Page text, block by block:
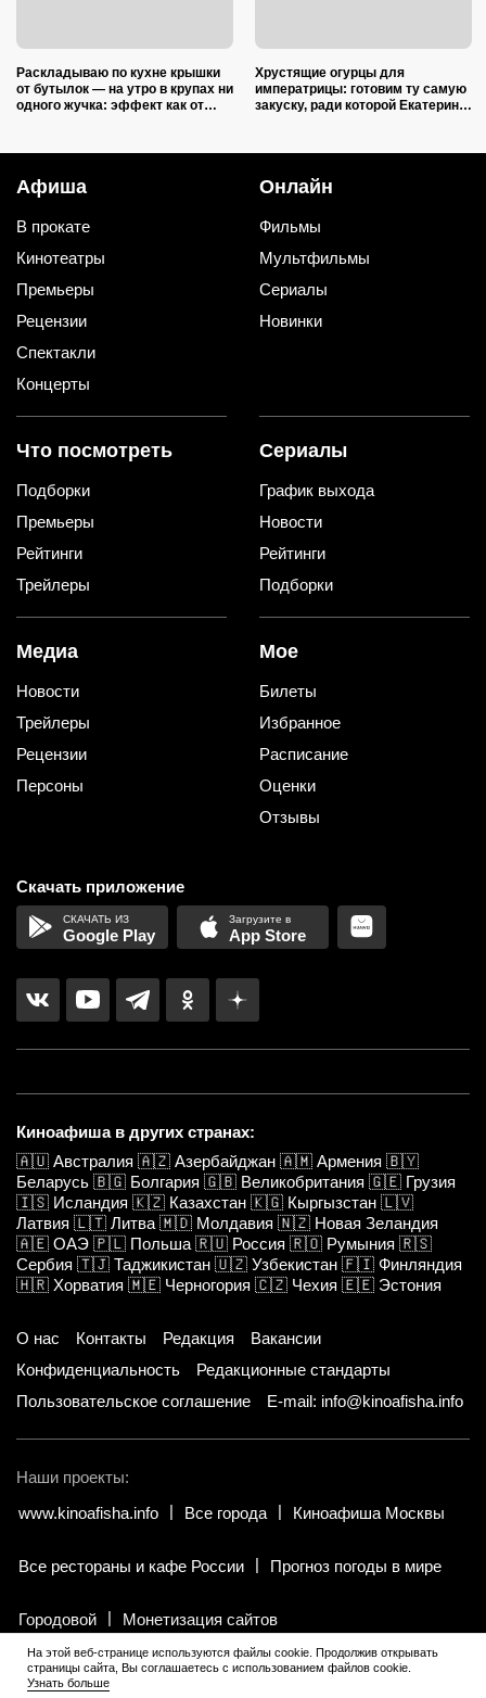
Раскладываю по кухне крышки
от бутылок — на утро в крупах ни
одного жучка: эффект как от
Хрустящие огурцы для
императрицы: готовим ту самую
закуску, ради которой Екатерина
Афиша
В прокате
Кинотеатры
Премьеры
Рецензии
Спектакли
Концерты
Онлайн
Фильмы
Мультфильмы
Сериалы
Новинки
Что посмотреть
Подборки
Премьеры
Рейтинги
Трейлеры
Сериалы
График выхода
Новости
Рейтинги
Подборки
Медиа
Новости
Трейлеры
Рецензии
Персоны
Мое
Билеты
Избранное
Расписание
Оценки
Отзывы
Скачать приложение
Google Play App Store
Киноафиша в других странах:
🇦🇺 Австралия 🇦🇿 Азербайджан 🇦🇲 Армения 🇧🇾
Беларусь 🇧🇬 Болгария 🇬🇧 Великобритания 🇬🇪 Грузия
🇮🇸 Исландия 🇰🇿 Казахстан 🇰🇬 Кыргызстан 🇱🇻
Латвия 🇱🇹 Литва 🇲🇩 Молдавия 🇳🇿 Новая Зеландия
🇦🇪 ОАЭ 🇵🇱 Польша 🇷🇺 Россия 🇷🇴 Румыния 🇷🇸
Сербия 🇹🇯 Таджикистан 🇺🇿 Узбекистан 🇫🇮 Финляндия
🇭🇷 Хорватия 🇲🇪 Черногория 🇨🇿 Чехия 🇪🇪 Эстония
О нас Контакты Редакция
Вакансии
Конфиденциальность
Редакционные стандарты
Пользовательское соглашение
E-mail: info@kinoafisha.info
Наши проекты:
www.kinoafisha.info
Все города Киноафиша Москвы
Все рестораны и кафе России Прогноз погоды в мире
Городовой Монетизация сайтов
© 2002-2026 Все права и материалы принадлежат «Киноафиша».
18+. Копирование информации только с письменного разрешения
На этой веб-странице используются файлы cookie. Продолжив открывать
страницы сайта, Вы соглашаетесь с использованием файлов cookie.
Узнать больше